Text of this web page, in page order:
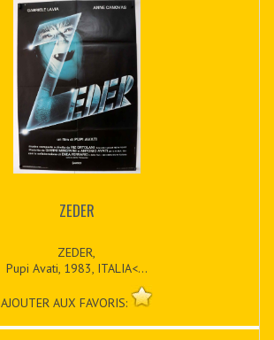
ZEDER
ZEDER,
Pupi Avati, 1983, ITALIA<...
AJOUTER AUX FAVORIS: